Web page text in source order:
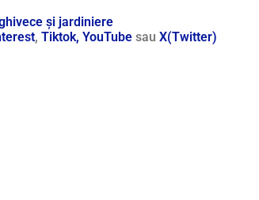
și jardiniere
, Tiktok, YouTube sau X(Twitter)